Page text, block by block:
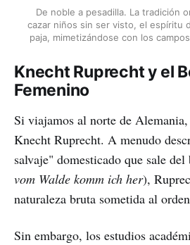
De noble a pesadilla. La tradición
cazar niños sin ser visto, el espíritu
paja, mimetizándose con los
Knecht Ruprecht y el
Femenino
Si viajamos al norte de
Knecht Ruprecht. A menudo
salvaje" domesticado que sale del
vom Walde komm ich her),
naturaleza bruta sometida al
Sin embargo, los estudios